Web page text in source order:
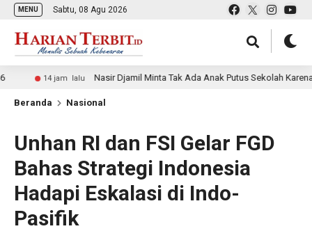
MENU Sabtu, 08 Agu 2026
14 jam lalu Nasir Djamil Minta Tak Ada Anak Putus Sekolah Karena Ekonomi
Beranda Nasional
Unhan RI dan FSI Gelar FGD
Bahas Strategi Indonesia
Hadapi Eskalasi di Indo-
Pasifik